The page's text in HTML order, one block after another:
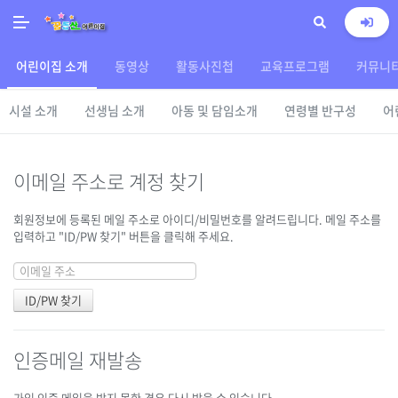
어린이집 소개 동영상 활동사진첩 교육프로그램 커뮤니
시설 소개 선생님 소개 아동 및 담임소개 연령별 반구성
이메일 주소로 계정 찾기
회원정보에 등록된 메일 주소로 아이디/비밀번호를 알려드립니다. 메일 주소를
입력하고 "ID/PW 찾기" 버튼을 클릭해 주세요.
인증메일 재발송